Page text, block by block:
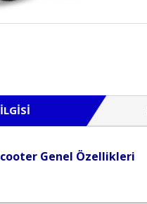
Genel Özellikleri